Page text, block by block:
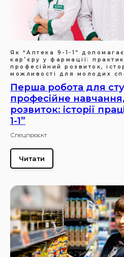
Як “Аптека 9-1-1”
карʼєру у фармації:
професійний розвиток,
можливості для молодих
Перша робота для
професійне
розвиток: історії
1-1”
Спецпроєкт
Читати